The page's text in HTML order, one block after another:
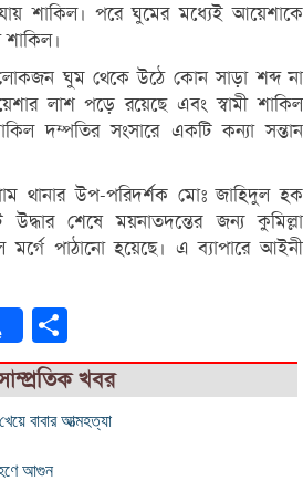
যায় শাকিল। পরে ঘুমের মধ্যেই আয়েশাকে
শাকিল।
লোকজন ঘুম থেকে উঠে কোন সাড়া শব্দ না
লাশ পড়ে রয়েছে এবং স্বামী শাকিল
দম্পতির সংসারে একটি কন্যা সন্তান
থানার উপ-পরিদর্শক মোঃ জাহিদুল হক
শেষে ময়নাতদন্তের জন্য কুমিল্লা
পাঠানো হয়েছে। এ ব্যাপারে আইনী
খবর
বাবার আত্মহত্যা
আগুন